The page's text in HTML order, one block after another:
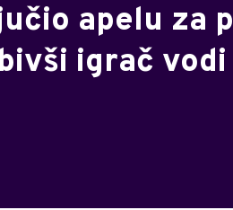
apelu za
igrač